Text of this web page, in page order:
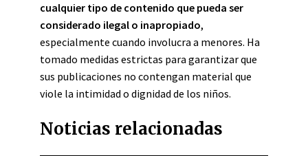
cualquier tipo de contenido que pueda ser
considerado ilegal o inapropiado,
especialmente cuando involucra a menores. Ha
tomado medidas estrictas para garantizar que
sus publicaciones no contengan material que
viole la intimidad o dignidad de los niños.
Noticias relacionadas